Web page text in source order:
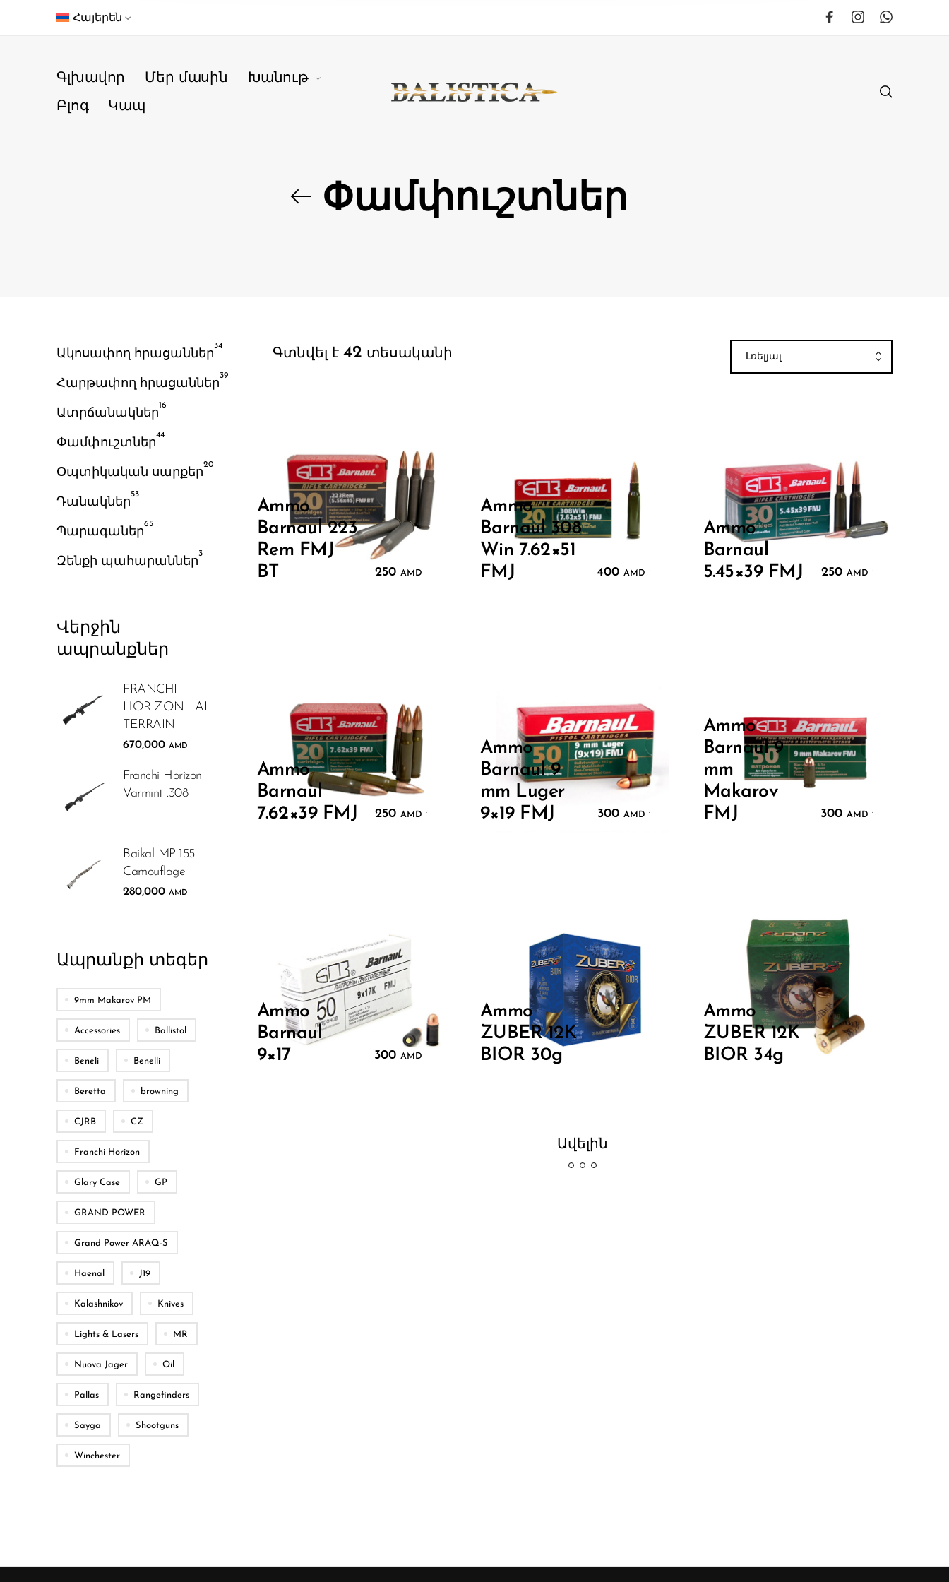
Հայերեն
Գլխավոր Մեր մասին
Խանութ
Բլոգ
Կապ
Փամփուշտներ
Ակոսափող հրացաններ34
Հարթափող հրացաններ39
Ատրճանակներ16
Փամփուշտներ44
Օպտիկական սարքեր20
Դանակներ53
Պարագաներ65
Զենքի պահարաններ3
Վերջին
ապրանքներ
FRANCHI
HORIZON - ALL
TERRAIN
670,000 AMD
Franchi Horizon
Varmint .308
Baikal MP-155
Camouflage
280,000 AMD
Ապրանքի տեգեր
9mm Makarov PM
Accessories Ballistol
Beneli Benelli
Beretta browning
CJRB CZ
Franchi Horizon
Glary Case GP
GRAND POWER
Grand Power ARAQ-S
Haenal J19
Kalashnikov Knives
Lights & Lasers MR
Nuova Jager Oil
Pallas Rangefinders
Sayga Shootguns
Winchester
Գտնվել է 42 տեսականի Լռելյալ
Ammo
Barnaul 223
Rem FMJ
BT
250AMD .
Ammo
Barnaul 308
Win 7.62×51
FMJ
400AMD .
Ammo
Barnaul
5.45×39 FMJ
250AMD .
Ammo
Barnaul
7.62×39 FMJ
250AMD .
Ammo
Barnaul 9
mm Luger
9×19 FMJ
300AMD .
Ammo
Barnaul 9
mm
Makarov
FMJ
300AMD .
Ammo
Barnaul
9×17
300AMD .
Ammo
ZUBER 12K
BIOR 30g
Ammo
ZUBER 12K
BIOR 34g
Ավելին